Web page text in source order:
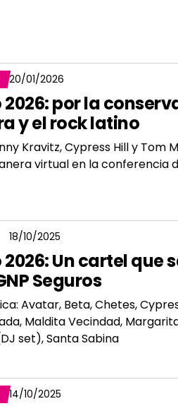
20/01/2026
por la
y el rock latino
Kravitz, Cypress Hill y Tom
virtual en la conferencia
18/10/2025
Un cartel que
Seguros
Avatar, Beta, Chetes,
Maldita Vecindad,
set), Santa Sabina
14/10/2025